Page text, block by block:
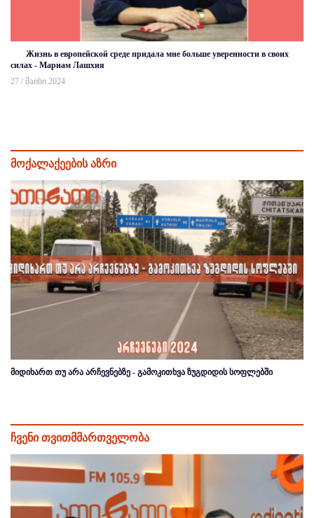
Жизнь в европейской среде придала мне больше уверенности в своих
силах - Мариам Лашхия
27 / მაისი 2024
მოქალაქეების აზრი
მიდიხართ თუ არა არჩევნებზე - გამოკითხვა ზუგდიდის სოფლებში
ჩვენი თვითმმართველობა